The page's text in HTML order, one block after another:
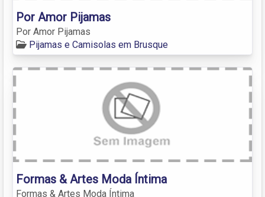
Por Amor Pijamas
Por Amor Pijamas
Pijamas e Camisolas em Brusque
Formas & Artes Moda Íntima
Formas & Artes Moda Íntima